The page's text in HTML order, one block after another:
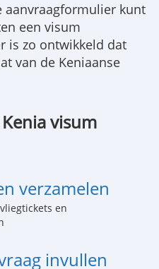
aanvraagformulier kunt
een visum
is zo ontwikkeld dat
van de Keniaanse
visum
verzamelen
en
invullen